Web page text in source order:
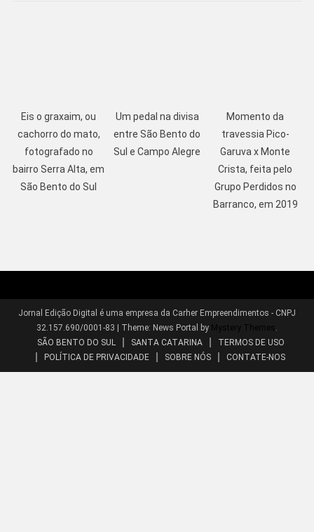
Eis o graxaim, ou
cachorro do mato,
fotografado no
bairro Serra Alta, em
São Bento do Sul
Um pedal na divisa
entre São Bento do
Sul e Campo Alegre
Momento da
travessia Pico-
Garuva x Monte
Crista, feita pelo
Grupo Perdidos no
Barranco, em 2019
Jornal Edição Digital é uma empresa da Carher Empreendimentos - CNPJ
32.157.690/0001-83
Theme: News Portal by Mystery Themes .
SÃO BENTO DO SUL
SANTA CATARINA
TERMOS DE USO
POLÍTICA DE PRIVACIDADE
SOBRE NÓS CONTATE-NOS